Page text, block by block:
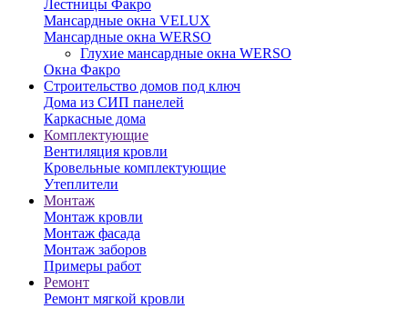
Лестницы Факро
Мансардные окна VELUX
Мансардные окна WERSO
Глухие мансардные окна WERSO
Окна Факро
Строительство домов под ключ
Дома из СИП панелей
Каркасные дома
Комплектующие
Вентиляция кровли
Кровельные комплектующие
Утеплители
Монтаж
Монтаж кровли
Монтаж фасада
Монтаж заборов
Примеры работ
Ремонт
Ремонт мягкой кровли